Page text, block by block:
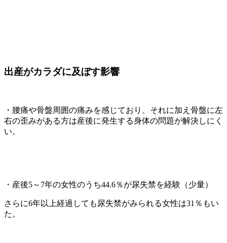
出産がカラダに及ぼす影響
・腰痛や骨盤周囲の痛みを感じており、それに加え骨盤に左
右の歪みがある方は産後に発生する身体の問題が解決しにく
い。
・産後5～ 7年の女性のうち44.6％が尿失禁を経験（少量）
さらに6年以上経過しても尿失禁がみられる女性は31 ％もい
た。